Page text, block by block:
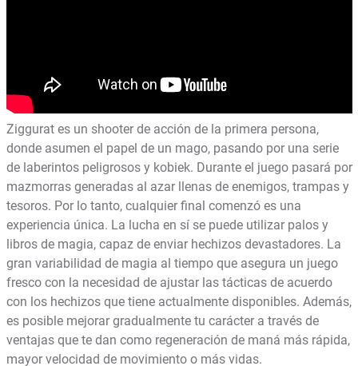
Ziggurat es un shooter de acción de la primera persona,
donde asumen el papel de un mago, pasando por una serie
de laberintos peligrosos y kobiek. Durante el juego pasará por
mazmorras generadas al azar llenas de enemigos, trampas y
tesoros. Por lo tanto, cualquier final comenzó es una
experiencia única. La lucha en sí se puede utilizar palos y
libros de magia, capaz de enviar hechizos devastadores. La
gran variabilidad de magia al tiempo que asegura un juego
fresco con la necesidad de ajustar las tácticas de acuerdo
con los hechizos que tiene actualmente disponibles. Además,
es posible mejorar gradualmente tu carácter a través de
ventajas que te dan como regeneración de maná más rápida,
mayor velocidad de movimiento o más vidas.